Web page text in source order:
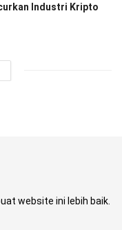
Industri Kripto
website ini lebih baik.